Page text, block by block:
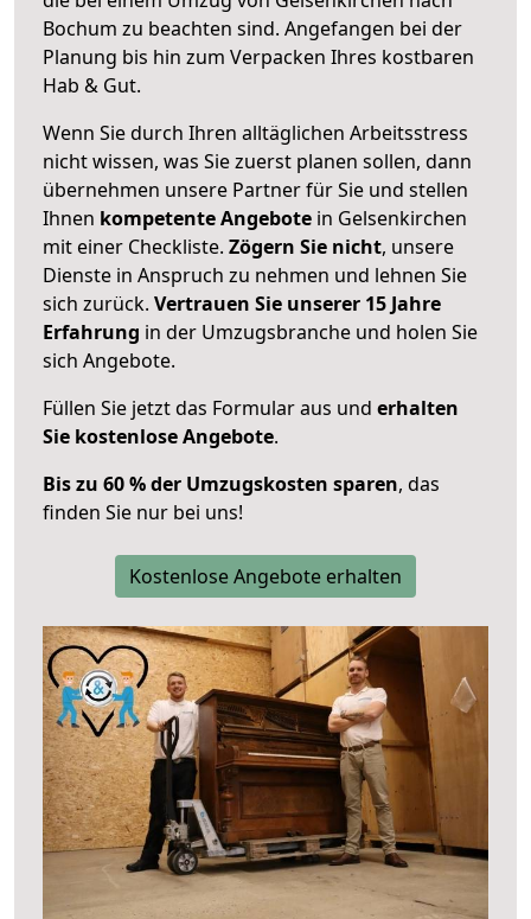
Bochum zu beachten sind. Angefangen bei der
Planung bis hin zum Verpacken Ihres kostbaren
Hab & Gut.
Wenn Sie durch Ihren alltäglichen Arbeitsstress
nicht wissen, was Sie zuerst planen sollen, dann
übernehmen unsere Partner für Sie und stellen
Ihnen kompetente Angebote in Gelsenkirchen
mit einer Checkliste. Zögern Sie nicht, unsere
Dienste in Anspruch zu nehmen und lehnen Sie
sich zurück. Vertrauen Sie unserer 15 Jahre
Erfahrung in der Umzugsbranche und holen Sie
sich Angebote.
Füllen Sie jetzt das Formular aus und erhalten
Sie kostenlose Angebote.
Bis zu 60 % der Umzugskosten sparen, das
finden Sie nur bei uns!
Kostenlose Angebote erhalten